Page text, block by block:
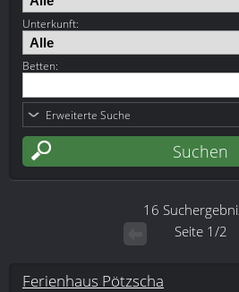
Unterkunft:
Betten:
Erweiterte Suche
16
Seite 1/2
Ferienhaus Pötzscha